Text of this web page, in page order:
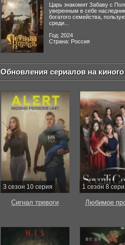
Царь знакомит Забаву с
уверенным в себе
богатого семейства,
среди...
Год: 2024
Страна: Россия
Обновления сериалов на киного
3 сезон 10 серия
Сигнал тревоги
1 сезон 8
Любимое